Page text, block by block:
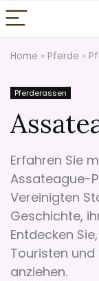
Home » Pferde »
Pferderassen
Erfahren Sie
Assateague-
Vereinigten
Geschichte,
Entdecken
Touristen
anziehen.